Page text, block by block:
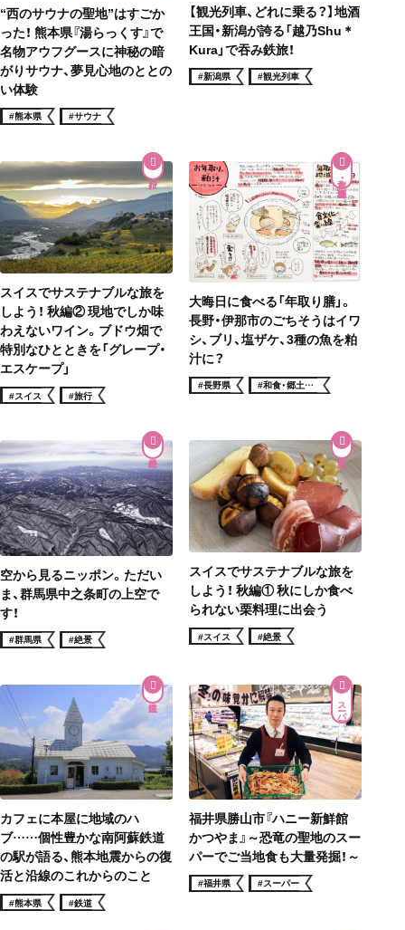
“西のサウナの聖地”はすごか
った！ 熊本県『湯らっくす』で
名物アウフグースに神秘の暗
がりサウナ、夢見心地のととの
い体験
#熊本県 #サウナ
【観光列車、どれに乗る？】地酒
王国・新潟が誇る「越乃Shu＊
Kura」で吞み鉄旅！
#新潟県 #観光列車
スイスでサステナブルな旅を
しよう！ 秋編② 現地でしか味
わえないワイン。ブドウ畑で
特別なひとときを「グレープ・
エスケープ」
#スイス #旅行
和食・郷土料理
大晦日に食べる「年取り膳」。
長野・伊那市のごちそうはイワ
シ、ブリ、塩ザケ、3種の魚を粕
汁に？
#長野県 #和食・郷土料
理
空から見るニッポン。ただい
ま、群馬県中之条町の上空で
す！
#群馬県 #絶景
スイスでサステナブルな旅を
しよう！ 秋編① 秋にしか食べ
られない栗料理に出会う
#スイス #絶景
カフェに本屋に地域のハ
ブ……個性豊かな南阿蘇鉄道
の駅が語る、熊本地震からの復
活と沿線のこれからのこと
#熊本県 #鉄道
スーパー
福井県勝山市『ハニー新鮮館
かつやま』～恐竜の聖地のスー
パーでご当地食も大量発掘！～
#福井県 #スーパー